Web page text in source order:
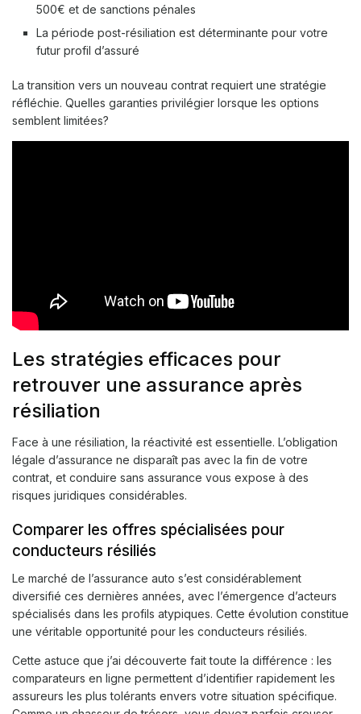
500€ et de sanctions pénales
La période post-résiliation est déterminante pour votre
futur profil d’assuré
La transition vers un nouveau contrat requiert une stratégie
réfléchie. Quelles garanties privilégier lorsque les options
semblent limitées?
Les stratégies efficaces pour
retrouver une assurance après
résiliation
Face à une résiliation, la réactivité est essentielle. L’obligation
légale d’assurance ne disparaît pas avec la fin de votre
contrat, et conduire sans assurance vous expose à des
risques juridiques considérables.
Comparer les offres spécialisées pour
conducteurs résiliés
Le marché de l’assurance auto s’est considérablement
diversifié ces dernières années, avec l’émergence d’acteurs
spécialisés dans les profils atypiques. Cette évolution constitue
une véritable opportunité pour les conducteurs résiliés.
Cette astuce que j’ai découverte fait toute la différence : les
comparateurs en ligne permettent d’identifier rapidement les
assureurs les plus tolérants envers votre situation spécifique.